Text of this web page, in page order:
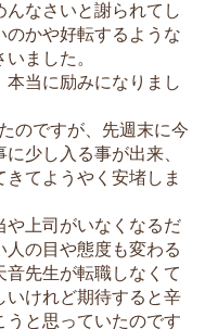
なさいと謝られてし
のかや好転するような
ました。
当に励みになりまし
のですが、先週末に今
少し入る事が出来、
てようやく安堵しま
や上司がいなくなるだ
の目や態度も変わる
先生が転職しなくて
いけれど期待すると辛
と思っていたのです